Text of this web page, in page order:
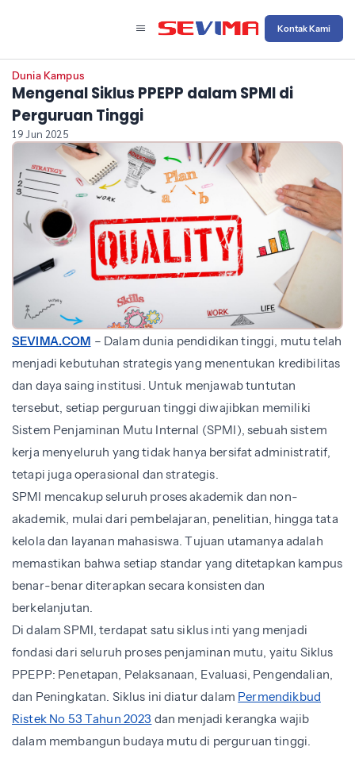
Kontak Kami
Dunia Kampus
Mengenal Siklus PPEPP dalam SPMI di
Perguruan Tinggi
19 Jun 2025
SEVIMA.COM – Dalam dunia pendidikan tinggi, mutu telah
menjadi kebutuhan strategis yang menentukan kredibilitas
dan daya saing institusi. Untuk menjawab tuntutan
tersebut, setiap perguruan tinggi diwajibkan memiliki
Sistem Penjaminan Mutu Internal (SPMI), sebuah sistem
kerja menyeluruh yang tidak hanya bersifat administratif,
tetapi juga operasional dan strategis.
SPMI mencakup seluruh proses akademik dan non-
akademik, mulai dari pembelajaran, penelitian, hingga tata
kelola dan layanan mahasiswa. Tujuan utamanya adalah
memastikan bahwa setiap standar yang ditetapkan kampus
benar-benar diterapkan secara konsisten dan
berkelanjutan.
Di dalam SPMI, terdapat satu siklus inti yang menjadi
fondasi dari seluruh proses penjaminan mutu, yaitu Siklus
PPEPP: Penetapan, Pelaksanaan, Evaluasi, Pengendalian,
dan Peningkatan. Siklus ini diatur dalam Permendikbud
Ristek No 53 Tahun 2023 dan menjadi kerangka wajib
dalam membangun budaya mutu di perguruan tinggi.